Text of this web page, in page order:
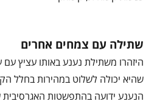
שתילה עם צמחים אחרים
היזהרו משתילת נענע באותו עציץ עם
שהיא יכולה לשלוט במהירות בחלל
הנענע ידועה בהתפשטות